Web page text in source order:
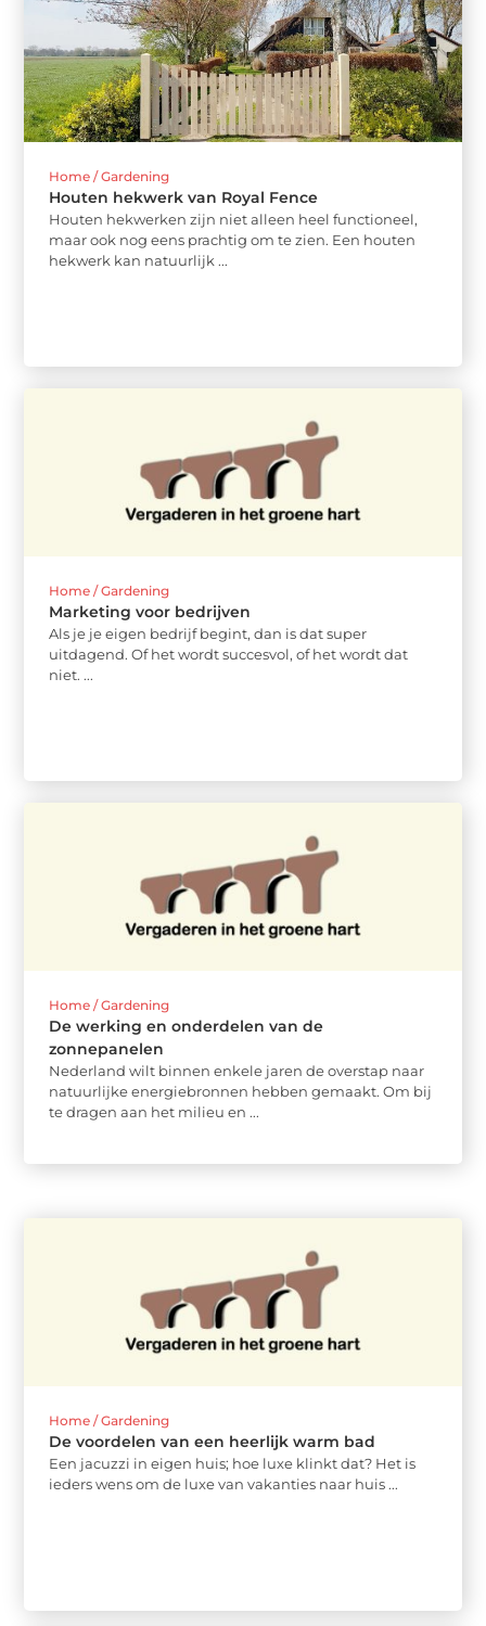
Home / Gardening
Houten hekwerk van Royal Fence
Houten hekwerken zijn niet alleen heel functioneel,
maar ook nog eens prachtig om te zien. Een houten
hekwerk kan natuurlijk ...
Home / Gardening
Marketing voor bedrijven
Als je je eigen bedrijf begint, dan is dat super
uitdagend. Of het wordt succesvol, of het wordt dat
niet. ...
Home / Gardening
De werking en onderdelen van de
zonnepanelen
Nederland wilt binnen enkele jaren de overstap naar
natuurlijke energiebronnen hebben gemaakt. Om bij
te dragen aan het milieu en ...
Home / Gardening
De voordelen van een heerlijk warm bad
Een jacuzzi in eigen huis; hoe luxe klinkt dat? Het is
ieders wens om de luxe van vakanties naar huis ...